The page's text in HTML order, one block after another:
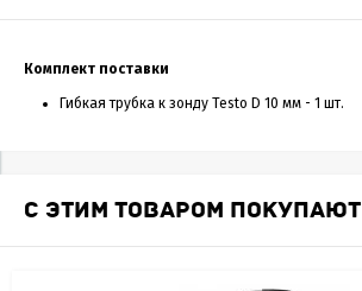
Комплект поставки
Гибкая трубка к зонду Testo D 10 мм - 1 шт.
С ЭТИМ ТОВАРОМ ПОКУПАЮТ